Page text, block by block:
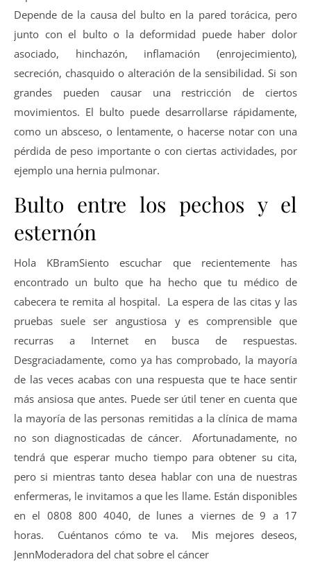
Depende de la causa del bulto en la pared torácica, pero
junto con el bulto o la deformidad puede haber dolor
asociado, hinchazón, inflamación (enrojecimiento),
secreción, chasquido o alteración de la sensibilidad. Si son
grandes pueden causar una restricción de ciertos
movimientos. El bulto puede desarrollarse rápidamente,
como un absceso, o lentamente, o hacerse notar con una
pérdida de peso importante o con ciertas actividades, por
ejemplo una hernia pulmonar.
Bulto entre los pechos y el
esternón
Hola KBramSiento escuchar que recientemente has
encontrado un bulto que ha hecho que tu médico de
cabecera te remita al hospital. La espera de las citas y las
pruebas suele ser angustiosa y es comprensible que
recurras a Internet en busca de respuestas.
Desgraciadamente, como ya has comprobado, la mayoría
de las veces acabas con una respuesta que te hace sentir
más ansiosa que antes. Puede ser útil tener en cuenta que
la mayoría de las personas remitidas a la clínica de mama
no son diagnosticadas de cáncer. Afortunadamente, no
tendrá que esperar mucho tiempo para obtener su cita,
pero si mientras tanto desea hablar con una de nuestras
enfermeras, le invitamos a que les llame. Están disponibles
en el 0808 800 4040, de lunes a viernes de 9 a 17
horas. Cuéntanos cómo te va. Mis mejores deseos,
JennModeradora del chat sobre el cáncer